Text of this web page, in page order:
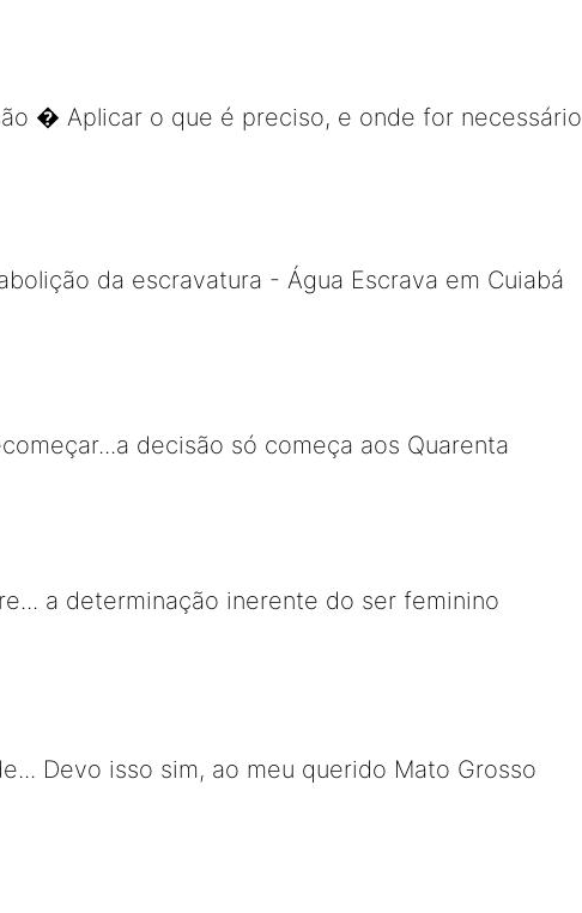
� Aplicar o que é preciso, e onde for necessário
da escravatura - Água Escrava em Cuiabá
decisão só começa aos Quarenta
a determinação inerente do ser feminino
Devo isso sim, ao meu querido Mato Grosso